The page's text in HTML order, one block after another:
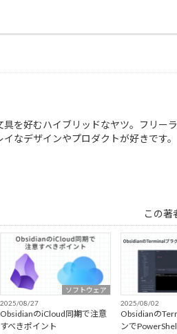
を好むハイブリッドなヤツ。フリー
なデザインやプロダクトが好きです。
この著
ソフトウェア
2025/08/27
ObsidianのiCloud同期で注意
すべきポイント
2025/08/02
Obsidianの
ンで